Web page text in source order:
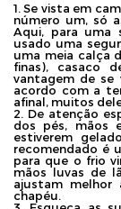
1. Se vista em
número um, só
Aqui, para uma
usado uma
uma meia calça
finas), casaco
vantagem de se
acordo com a
afinal, muitos
2. De atenção
dos pés, mãos
estiverem
recomendado é
para que o frio
mãos luvas de
ajustam
chapéu.